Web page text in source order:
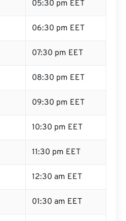
05:30 pm EET
06:30 pm EET
07:30 pm EET
08:30 pm EET
09:30 pm EET
10:30 pm EET
11:30 pm EET
12:30 am EET
01:30 am EET